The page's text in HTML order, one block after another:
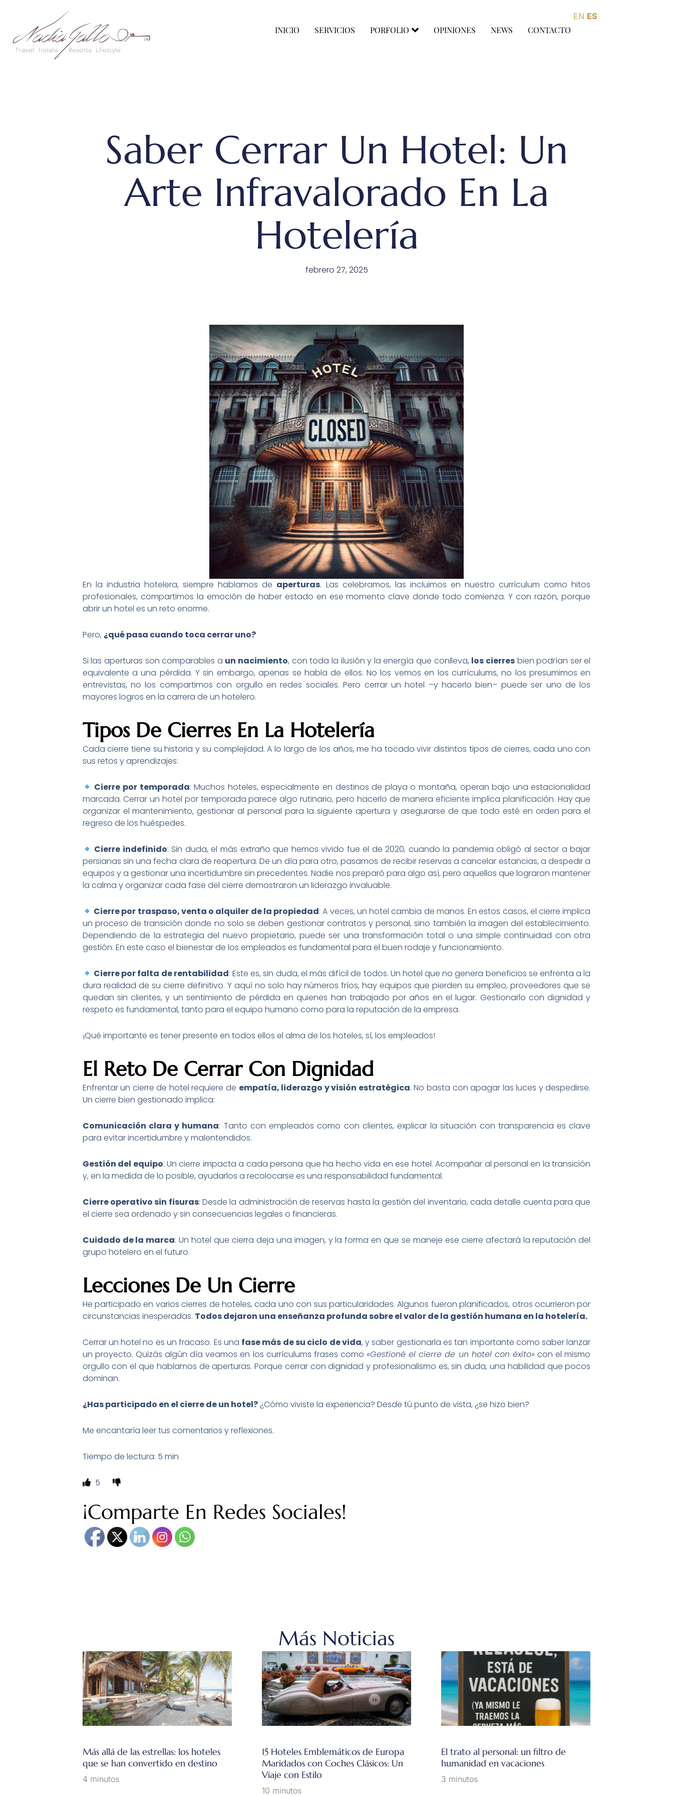
contenido
INICIO SERVICIOS PORFOLIO OPINIONES NEWS CONTACTO
EN ES
Saber Cerrar Un Hotel: Un
Arte Infravalorado En La
Hotelería
febrero 27, 2025
En la industria hotelera, siempre hablamos de aperturas. Las celebramos, las incluimos en nuestro currículum como hitos
profesionales, compartimos la emoción de haber estado en ese momento clave donde todo comienza. Y con razón, porque
abrir un hotel es un reto enorme.
Pero, ¿qué pasa cuando toca cerrar uno?
Si las aperturas son comparables a un nacimiento, con toda la ilusión y la energía que conlleva, los cierresbien podrían ser el
equivalente a una pérdida. Y sin embargo, apenas se habla de ellos. No los vemos en los currículums, no los presumimos en
entrevistas, no los compartimos con orgullo en redes sociales. Pero cerrar un hotel –y hacerlo bien– puede ser uno de los
mayores logros en la carrera de un hotelero.
Tipos De Cierres En La Hotelería
Cada cierre tiene su historia y su complejidad. A lo largo de los años, me ha tocado vivir distintos tipos de cierres, cada uno con
sus retos y aprendizajes:
Cierre por temporada: Muchos hoteles, especialmente en destinos de playa o montaña, operan bajo una estacionalidad
marcada. Cerrar un hotel por temporada parece algo rutinario, pero hacerlo de manera eficiente implica planificación. Hay que
organizar el mantenimiento, gestionar al personal para la siguiente apertura y asegurarse de que todo esté en orden para el
regreso de los huéspedes.
Cierre indefinido: Sin duda, el más extraño que hemos vivido fue el de 2020, cuando la pandemia obligó al sector a bajar
persianas sin una fecha clara de reapertura. De un día para otro, pasamos de recibir reservas a cancelar estancias, a despedir a
equipos y a gestionar una incertidumbre sin precedentes. Nadie nos preparó para algo así, pero aquellos que lograron mantener
la calma y organizar cada fase del cierre demostraron un liderazgo invaluable.
Cierre por traspaso, venta o alquiler de la propiedad: A veces, un hotel cambia de manos. En estos casos, el cierre implica
un proceso de transición donde no solo se deben gestionar contratos y personal, sino también la imagen del establecimiento.
Dependiendo de la estrategia del nuevo propietario, puede ser una transformación total o una simple continuidad con otra
gestión. En este caso el bienestar de los empleados es fundamental para el buen rodaje y funcionamiento.
Cierre por falta de rentabilidad: Este es, sin duda, el más difícil de todos. Un hotel que no genera beneficios se enfrenta a la
dura realidad de su cierre definitivo. Y aquí no solo hay números fríos, hay equipos que pierden su empleo, proveedores que se
quedan sin clientes, y un sentimiento de pérdida en quienes han trabajado por años en el lugar. Gestionarlo con dignidad y
respeto es fundamental, tanto para el equipo humano como para la reputación de la empresa.
¡Qué importante es tener presente en todos ellos el alma de los hoteles, sí, los empleados!
El Reto De Cerrar Con Dignidad
Enfrentar un cierre de hotel requiere de empatía, liderazgo y visión estratégica. No basta con apagar las luces y despedirse.
Un cierre bien gestionado implica:
Comunicación clara y humana: Tanto con empleados como con clientes, explicar la situación con transparencia es clave
para evitar incertidumbre y malentendidos.
Gestión del equipo: Un cierre impacta a cada persona que ha hecho vida en ese hotel. Acompañar al personal en la transición
y, en la medida de lo posible, ayudarlos a recolocarse es una responsabilidad fundamental.
Cierre operativo sin fisuras: Desde la administración de reservas hasta la gestión del inventario, cada detalle cuenta para que
el cierre sea ordenado y sin consecuencias legales o financieras.
Cuidado de la marca: Un hotel que cierra deja una imagen, y la forma en que se maneje ese cierre afectará la reputación del
grupo hotelero en el futuro.
Lecciones De Un Cierre
He participado en varios cierres de hoteles, cada uno con sus particularidades. Algunos fueron planificados, otros ocurrieron por
circunstancias inesperadas. Todos dejaron una enseñanza profunda sobre el valor de la gestión humana en la hotelería.
Cerrar un hotel no es un fracaso. Es una fase más de su ciclo de vida, y saber gestionarla es tan importante como saber lanzar
un proyecto. Quizás algún día veamos en los currículums frases como «Gestioné el cierre de un hotel con éxito» con el mismo
orgullo con el que hablamos de aperturas. Porque cerrar con dignidad y profesionalismo es, sin duda, una habilidad que pocos
dominan.
¿Hasparticipado en el cierre de un hotel?¿Cómo viviste la experiencia? Desde tú punto de vista, ¿se hizo bien?
Me encantaría leer tus comentarios y reflexiones.
Tiempo de lectura: 5 min
5
¡Comparte En Redes Sociales!
Más Noticias
Más allá de las estrellas: los hoteles
que se han convertido en destino
4 minutos
15 Hoteles Emblemáticos de Europa
Maridados con Coches Clásicos: Un
Viaje con Estilo
10 minutos
El trato al personal: un filtro de
humanidad en vacaciones
3 minutos